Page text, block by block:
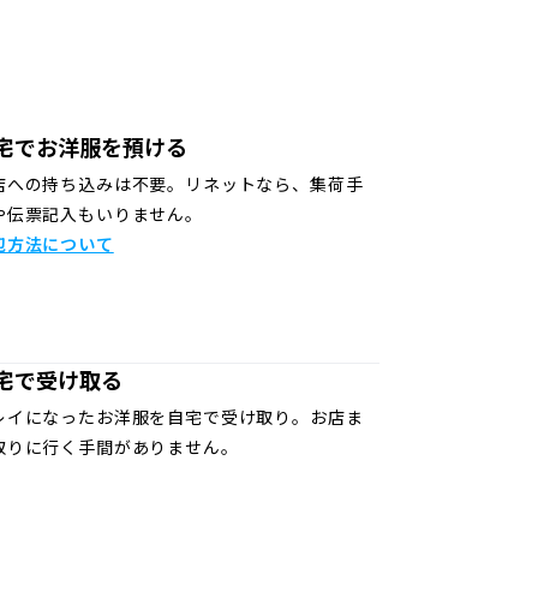
でお洋服を預ける
への持ち込みは不要。リネットなら、集荷手
伝票記入もいりません。
方法について
で受け取る
イになったお洋服を自宅で受け取り。お店ま
りに行く手間がありません。